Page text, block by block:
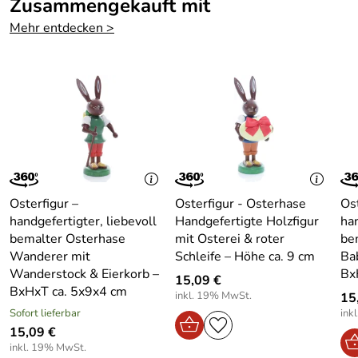
Regaldekoration.
Ein Hauch von Tradition und österlicher Freude – diese
-Figur bereichert Ihr Wohnambiente. Als
saisonale Dekoration verleiht sie jedem Raum eine
besondere Atmosphäre. Die Osterhäsin mit Blume
erinnert an die kunstvolle Handwerkskunst des
Erzgebirges und bringt einen Hauch von Geschichte in Ihr
Zuhause.
Ob auf dem Fensterbrett, in der Vitrine oder als liebevoll
arrangiertes Detail auf dem Ostertisch – die detailreiche
Häsin begeistert durch ihre lebendige Darstellung und
traditionelle Ausstrahlung. Die Osterhasen
zum Blickfang für Gäste und zum Herzstück Ihrer
Osterdekoration.
Technische Daten / Eigenschaften – Osterfigur
Zusammengekauft mit
Mehr entdecken >
Osterfigur –
handgefertigter, liebevoll
bemalter Osterhase
Wanderer mit
Wanderstock & Eierkorb –
BxHxT ca. 5x9x4 cm
Sofort lieferbar
15,09 €
inkl. 19% MwSt.
Osterfigur - Osterhase
Handgefertigte Holzfigur
mit Osterei & roter
Schleife – Höhe ca. 9 cm
15,09 €
inkl. 19% MwSt.